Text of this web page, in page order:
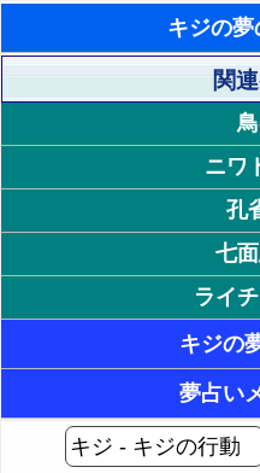
キジの
東洋・
ホラ
手相占
タロットカ
命名
飛星派風
男と女の心
関
ニワ
孔
七
ライ
キジの
1. キジの行動が印象的な夢
2. キジがジャンプする夢・
する満足感
27. 自分へのキジの行動が
夢占い
AIゆめの夢占いチャット